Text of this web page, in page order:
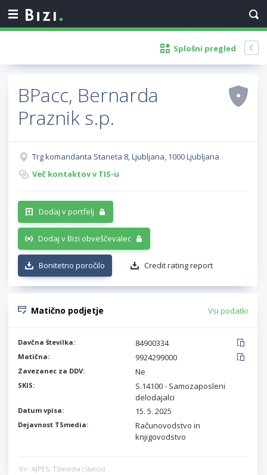
Splošni pregled
BPacc, Bernarda
Praznik s.p.
Trg komandanta Staneta 8, Ljubljana, 1000 Ljubljana
Več kontaktov v TIS-u
Dodaj v portfelj
Dodaj v Bizi obveščevalec
Bonitetno poročilo Credit rating report
Matično podjetje Vsi podatki
Davčna številka: 84900334
Matična: 9924299000
Zavezanec za DDV: Ne
SKIS:
S.14100 - Samozaposleni
delodajalci
Datum vpisa: 15. 5. 2025
Dejavnost TSmedia:
Računovodstvo in
knjigovodstvo
Vir: AJPES, TSmedia (Status)